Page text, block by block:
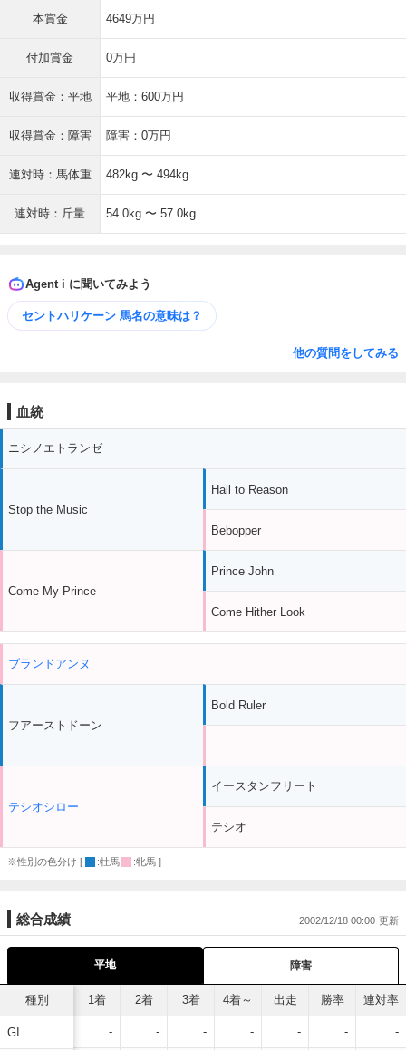
本賞金 4649万円
付加賞金 0万円
収得賞金：平地 平地：600万円
収得賞金：障害 障害：0万円
連対時：馬体重 482kg 〜 494kg
連対時：斤量 54.0kg 〜 57.0kg
Agent i に聞いてみよう
セントハリケーン 馬名の意味は？
他の質問をしてみる
血統
ニシノエトランゼ
Stop the Music
Come My Prince
Hail to Reason
Bebopper
Prince John
Come Hither Look
ブランドアンヌ
フアーストドーン
テシオシロー
Bold Ruler
イースタンフリート
テシオ
※性別の色分け [ :牡馬 :牝馬 ]
総合成績 2002/12/18 00:00
平地 障害
種別
GI
1着 2着 3着 4着～ 出走 勝率 連対率
- - - - - - -